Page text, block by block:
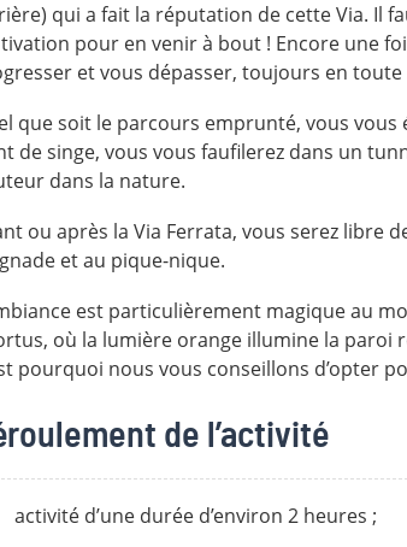
qui a fait la réputation de cette Via. Il
pour en venir à bout ! Encore une
et vous dépasser, toujours en toute
que soit le parcours emprunté, vous vous
de singe, vous vous faufilerez dans un
dans la nature.
ou après la Via Ferrata, vous serez libre
et au pique-nique.
est particulièrement magique au
où la lumière orange illumine la paroi
pourquoi nous vous conseillons d’opter
de l’activité
activité d’une durée d’environ 2 heures ;